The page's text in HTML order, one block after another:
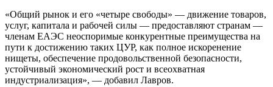
«Общий рынок и его «четыре свободы» — движение товаров,
услуг, капитала и рабочей силы — предоставляют странам —
членам ЕАЭС неоспоримые конкурентные преимущества на
пути к достижению таких ЦУР, как полное искоренение
нищеты, обеспечение продовольственной безопасности,
устойчивый экономический рост и всеохватная
индустриализация», — добавил Лавров.